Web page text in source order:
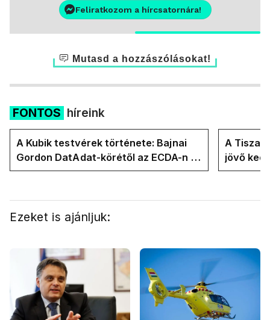
Feliratkozom a hírcsatornára!
Mutasd a hozzászólásokat!
FONTOS híreink
A Kubik testvérek története: Bajnai
Gordon DatAdat-körétől az ECDA-n át
Magyar Péter közvetlen stábjáig
A Tisza-
jövő
Ezeket is ajánljuk: